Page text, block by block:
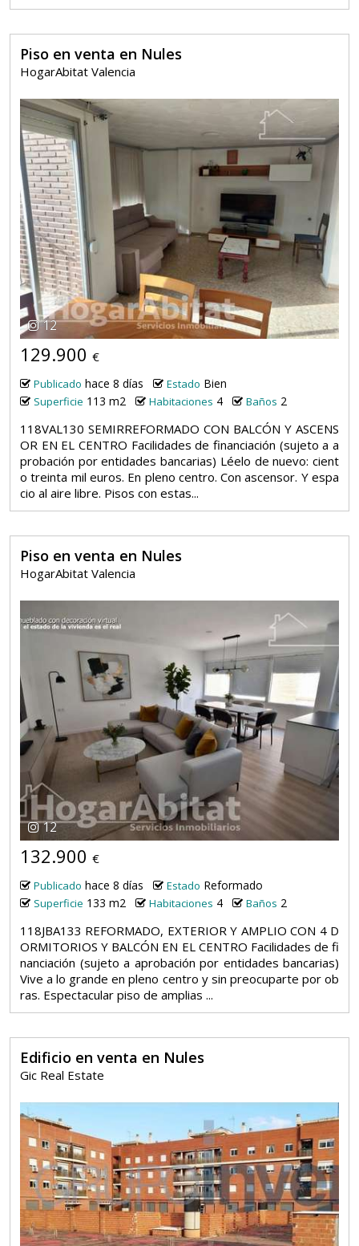
Piso en venta en Nules
HogarAbitat Valencia
12
129.900 €
Publicado hace 8 días Estado Bien
Superficie 113 m2 Habitaciones 4 Baños 2
118VAL130 SEMIRREFORMADO CON BALCÓN Y ASCENS
OR EN EL CENTRO Facilidades de financiación (sujeto a a
probación por entidades bancarias) Léelo de nuevo: cient
o treinta mil euros. En pleno centro. Con ascensor. Y espa
cio al aire libre. Pisos con estas...
Piso en venta en Nules
HogarAbitat Valencia
12
132.900 €
Publicado hace 8 días Estado Reformado
Superficie 133 m2 Habitaciones 4 Baños 2
118JBA133 REFORMADO, EXTERIOR Y AMPLIO CON 4 D
ORMITORIOS Y BALCÓN EN EL CENTRO Facilidades de fi
nanciación (sujeto a aprobación por entidades bancarias)
Vive a lo grande en pleno centro y sin preocuparte por ob
ras. Espectacular piso de amplias ...
Edificio en venta en Nules
Gic Real Estate